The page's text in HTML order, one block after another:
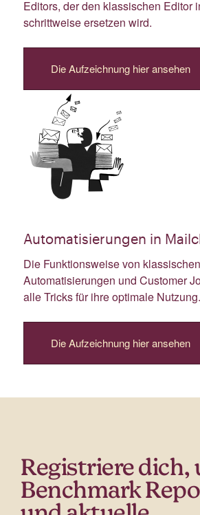
Editors, der den klassischen Editor
schrittweise ersetzen wird.
Die Aufzeichnung hier ansehen
Automatisierungen in
Die Funktionsweise von klassischen
Automatisierungen und Customer
alle Tricks für ihre optimale Nutzung.
Die Aufzeichnung hier ansehen
Registriere dich,
Benchmark